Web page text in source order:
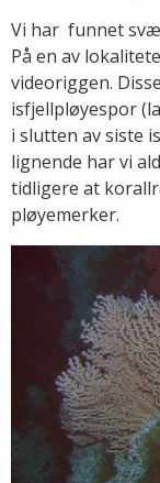
Vi har funnet
På en av
videoriggen.
isfjellpløyespor
i slutten av siste
lignende har vi
tidligere at
pløyemerker.